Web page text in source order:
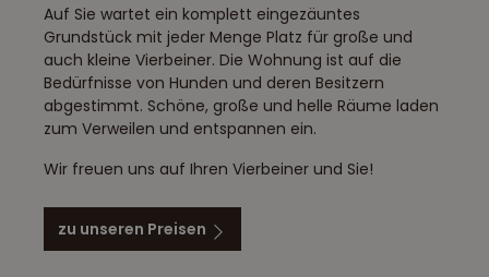
Auf Sie wartet ein komplett eingezäuntes
Grundstück mit jeder Menge Platz für große und
auch kleine Vierbeiner. Die Wohnung ist auf die
Bedürfnisse von Hunden und deren Besitzern
abgestimmt. Schöne, große und helle Räume laden
zum Verweilen und entspannen ein.
Wir freuen uns auf Ihren Vierbeiner und Sie!
zu unseren Preisen